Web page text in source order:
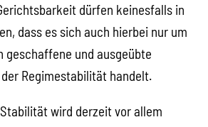
dürfen keinesfalls in
dass es sich auch hierbei nur um
geschaffene und ausgeübte
Regimestabilität handelt.
wird derzeit vor allem